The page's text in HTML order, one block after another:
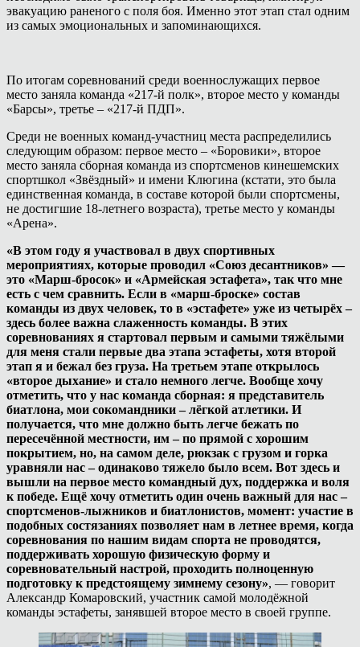
эвакуацию раненого с поля боя. Именно этот этап стал одним
из самых эмоциональных и запоминающихся.
По итогам соревнований среди военнослужащих первое
место заняла команда «217-й полк», второе место у команды
«Барсы», третье – «217-й ПДП».
Среди не военных команд-участниц места распределились
следующим образом: первое место – «Боровики», второе
место заняла сборная команда из спортсменов кинешемских
спортшкол «Звёздный» и имени Клюгина (кстати, это была
единственная команда, в составе которой были спортсмены,
не достигшие 18-летнего возраста), третье место у команды
«Арена».
«В этом году я участвовал в двух спортивных
мероприятиях, которые проводил «Союз десантников» —
это «Марш-бросок» и «Армейская эстафета», так что мне
есть с чем сравнить. Если в «марш-броске» состав
команды из двух человек, то в «эстафете» уже из четырёх –
здесь более важна слаженность команды. В этих
соревнованиях я стартовал первым и самыми тяжёлыми
для меня стали первые два этапа эстафеты, хотя второй
этап я и бежал без груза. На третьем этапе открылось
«второе дыхание» и стало немного легче. Вообще хочу
отметить, что у нас команда сборная: я представитель
биатлона, мои сокомандники – лёгкой атлетики. И
получается, что мне должно быть легче бежать по
пересечённой местности, им – по прямой с хорошим
покрытием, но, на самом деле, рюкзак с грузом и горка
уравняли нас – одинаково тяжело было всем. Вот здесь и
вышли на первое место командный дух, поддержка и воля
к победе. Ещё хочу отметить один очень важный для нас –
спортсменов-лыжников и биатлонистов, момент: участие в
подобных состязаниях позволяет нам в летнее время, когда
соревнования по нашим видам спорта не проводятся,
поддерживать хорошую физическую форму и
соревновательный настрой, проходить полноценную
подготовку к предстоящему зимнему сезону», — говорит
Александр Комаровский, участник самой молодёжной
команды эстафеты, занявшей второе место в своей группе.